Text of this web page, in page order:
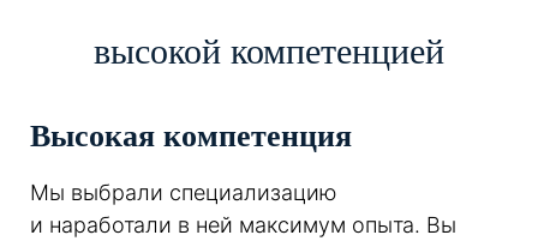
высокой компетенцией
Высокая компетенция
Мы выбрали специализацию
и наработали в ней максимум опыта. Вы